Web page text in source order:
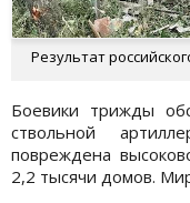
Результат
Боевики трижды
ствольной
повреждена
2,2 тысячи домов.